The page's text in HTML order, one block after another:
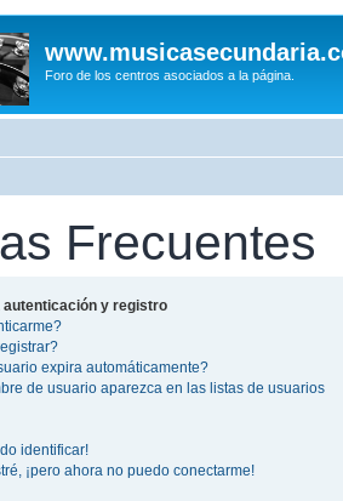
Foro de los centros asociados a la página.
Frecuentes
autenticación y registro
expira automáticamente?
de usuario aparezca en las listas de usuarios
identificar!
¡pero ahora no puedo conectarme!